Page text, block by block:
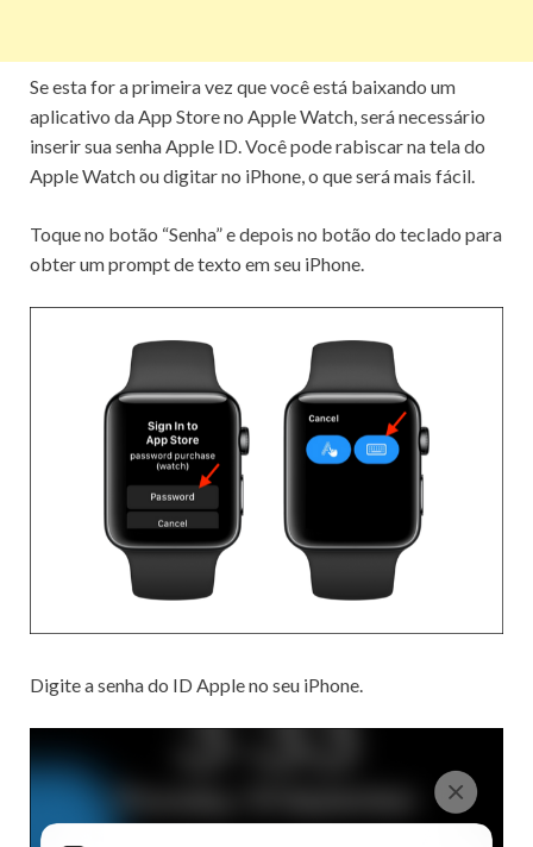
Se esta for a primeira vez que você está baixando um
aplicativo da App Store no Apple Watch, será necessário
inserir sua senha Apple ID. Você pode rabiscar na tela do
Apple Watch ou digitar no iPhone, o que será mais fácil.
Toque no botão “Senha” e depois no botão do teclado para
obter um prompt de texto em seu iPhone.
Digite a senha do ID Apple no seu iPhone.